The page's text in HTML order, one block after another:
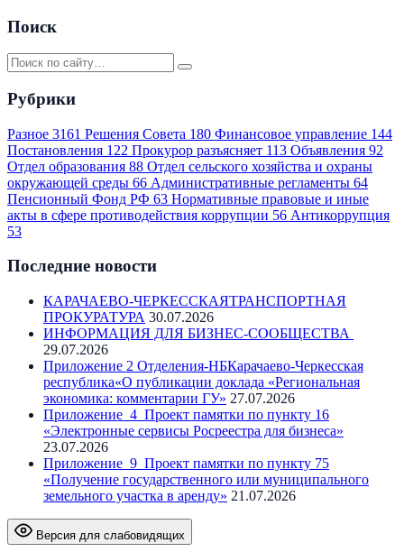
Поиск
Рубрики
Разное 3161 Решения Совета 180 Финансовое управление 144
Постановления 122 Прокурор разъясняет 113 Объявления 92
Отдел образования 88 Отдел сельского хозяйства и охраны
окружающей среды 66 Административные регламенты 64
Пенсионный Фонд РФ 63 Нормативные правовые и иные
акты в сфере противодействия коррупции 56 Антикоррупция
53
Последние новости
КАРАЧАЕВО-ЧЕРКЕССКАЯТРАНСПОРТНАЯ
ПРОКУРАТУРА 30.07.2026
ИНФОРМАЦИЯ ДЛЯ БИЗНЕС-СООБЩЕСТВА
29.07.2026
Приложение 2 Отделения-НБКарачаево-Черкесская
республика«О публикации доклада «Региональная
экономика: комментарии ГУ» 27.07.2026
Приложение_4_Проект памятки по пункту 16
«Электронные сервисы Росреестра для бизнеса»
23.07.2026
Приложение_9_Проект памятки по пункту 75
«Получение государственного или муниципального
земельного участка в аренду» 21.07.2026
Версия для слабовидящих